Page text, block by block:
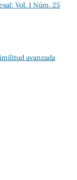
Vol. 1 Núm. 25
avanzada